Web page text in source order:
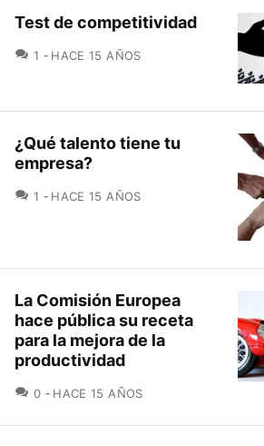
Test de competitividad
1 COMENTARIOS
HACE 15 AÑOS
¿Qué talento tiene tu
empresa?
1 COMENTARIOS
HACE 15 AÑOS
La Comisión Europea
hace pública su receta
para la mejora de la
productividad
0 COMENTARIOS
HACE 15 AÑOS